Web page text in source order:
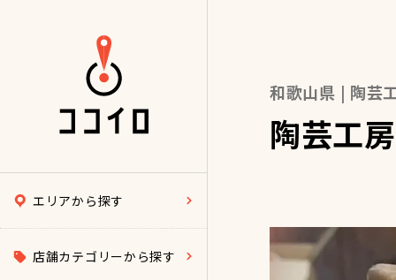
エリアから探す
店舗カテゴリーから探す
和歌山県 | 陶芸
陶芸工